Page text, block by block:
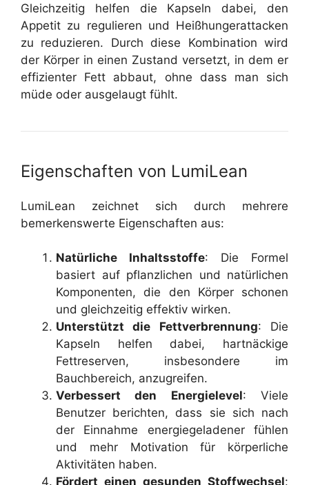
Gleichzeitig helfen die Kapseln dabei, den
Appetit zu regulieren und Heißhungerattacken
zu reduzieren. Durch diese Kombination wird
der Körper in einen Zustand versetzt, in dem er
effizienter Fett abbaut, ohne dass man sich
müde oder ausgelaugt fühlt.
Eigenschaften von LumiLean
LumiLean zeichnet sich durch mehrere
bemerkenswerte Eigenschaften aus:
Natürliche Inhaltsstoffe: Die Formel
basiert auf pflanzlichen und natürlichen
Komponenten, die den Körper schonen
und gleichzeitig effektiv wirken.
Unterstützt die Fettverbrennung: Die
Kapseln helfen dabei, hartnäckige
Fettreserven, insbesondere im
Bauchbereich, anzugreifen.
Verbessert den Energielevel: Viele
Benutzer berichten, dass sie sich nach
der Einnahme energiegeladener fühlen
und mehr Motivation für körperliche
Aktivitäten haben.
Fördert einen gesunden Stoffwechsel: